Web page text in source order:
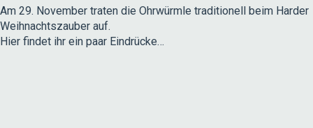
Am 29. November traten die Ohrwürmle traditionell beim Harder
Weihnachtszauber auf.
Hier findet ihr ein paar Eindrücke…